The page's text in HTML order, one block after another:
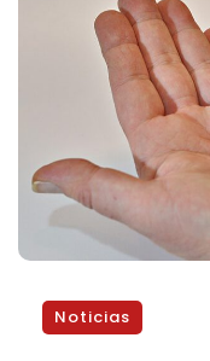
Noticias